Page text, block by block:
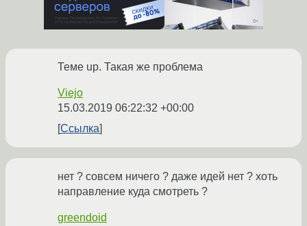
Теме up. Такая же проблема
Viejo
15.03.2019 06:22:32 +00:00
Ссылка
нет ? совсем ничего ? даже идей нет ? хоть
направление куда смотреть ?
greendoid